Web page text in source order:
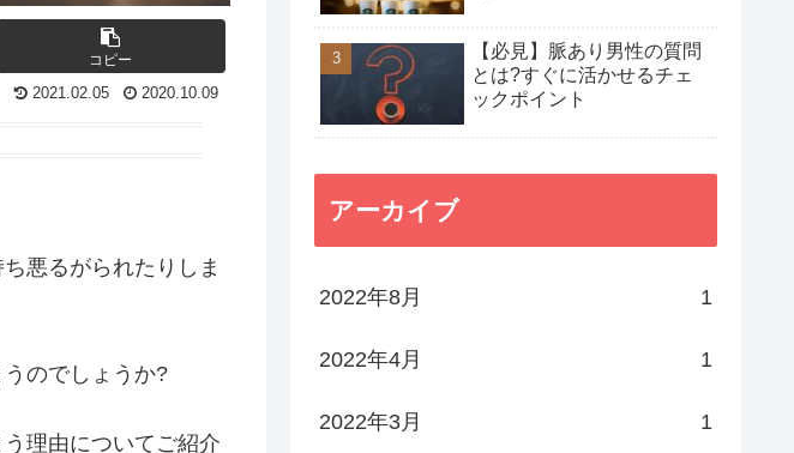
コピー
2021.02.05 2020.10.09
悪るがられたりしま
のでしょうか?
理由についてご紹介
【必見】脈あり男性の質問
とは?すぐに活かせるチェ
ックポイント
アーカイブ
2022年8月 1
2022年4月 1
2022年3月 1